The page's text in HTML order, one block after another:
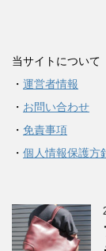
当サイトについて
・ 運営者情報
・ お問い合わせ
・ 免責事項
・ 個人情報保護方